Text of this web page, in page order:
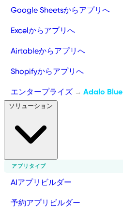
Google Sheetsからアプリへ
Excelからアプリへ
Airtableからアプリへ
Shopifyからアプリへ
エンタープライズ → Adalo Blue
アプリタイプ
AIアプリビルダー
予約アプリビルダー